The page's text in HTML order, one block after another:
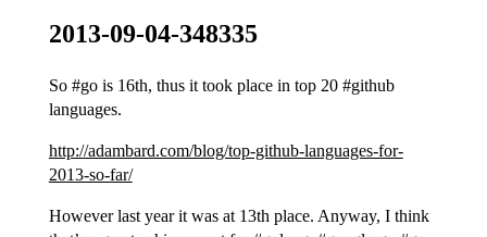
2013-09-04-348335
So #go is 16th, thus it took place in top 20 #github
languages.
http://adambard.com/blog/top-github-languages-for-
2013-so-far/
However last year it was at 13th place. Anyway, I think